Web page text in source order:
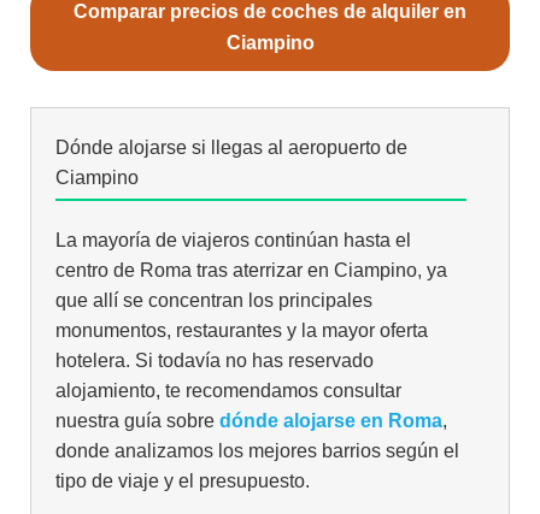
Comparar precios de coches de alquiler en
Ciampino
Dónde alojarse si llegas al aeropuerto de
Ciampino
La mayoría de viajeros continúan hasta el
centro de Roma tras aterrizar en Ciampino, ya
que allí se concentran los principales
monumentos, restaurantes y la mayor oferta
hotelera. Si todavía no has reservado
alojamiento, te recomendamos consultar
nuestra guía sobre dónde alojarse en Roma,
donde analizamos los mejores barrios según el
tipo de viaje y el presupuesto.